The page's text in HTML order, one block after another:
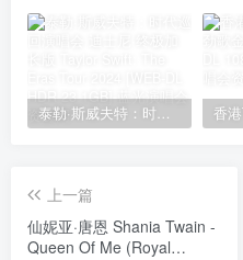
泰勒·斯威夫特：时代巡回演唱会 迪士尼·终极加长版 Taylor Swift: The Eras Tour 2024 [WEB-DL HDR 23.1GB]
上一篇
仙妮亚·唐恩 Shania Twain -
Queen Of Me (Royal